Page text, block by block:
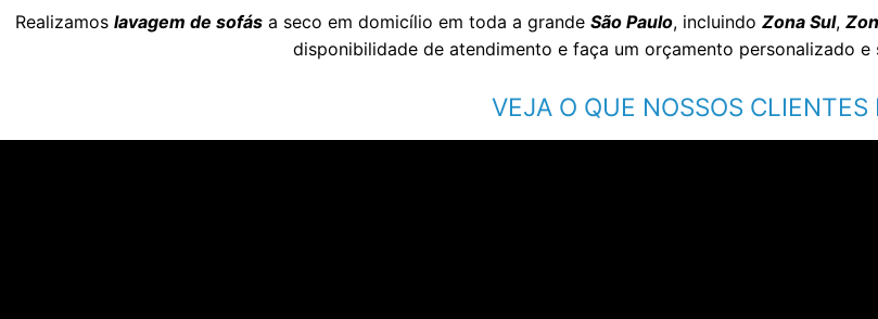
Realizamos lavagem de sofás a seco em domicílio em toda a grande São Paulo, incluindo Zona Sul,
disponibilidade de atendimento e faça um orçamento personalizado e
VEJA O QUE NOSSOS CLIENTES